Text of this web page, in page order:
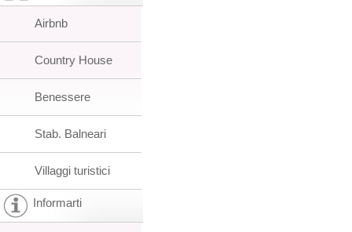
Airbnb
Country House
Benessere
Stab. Balneari
Villaggi turistici
Informarti